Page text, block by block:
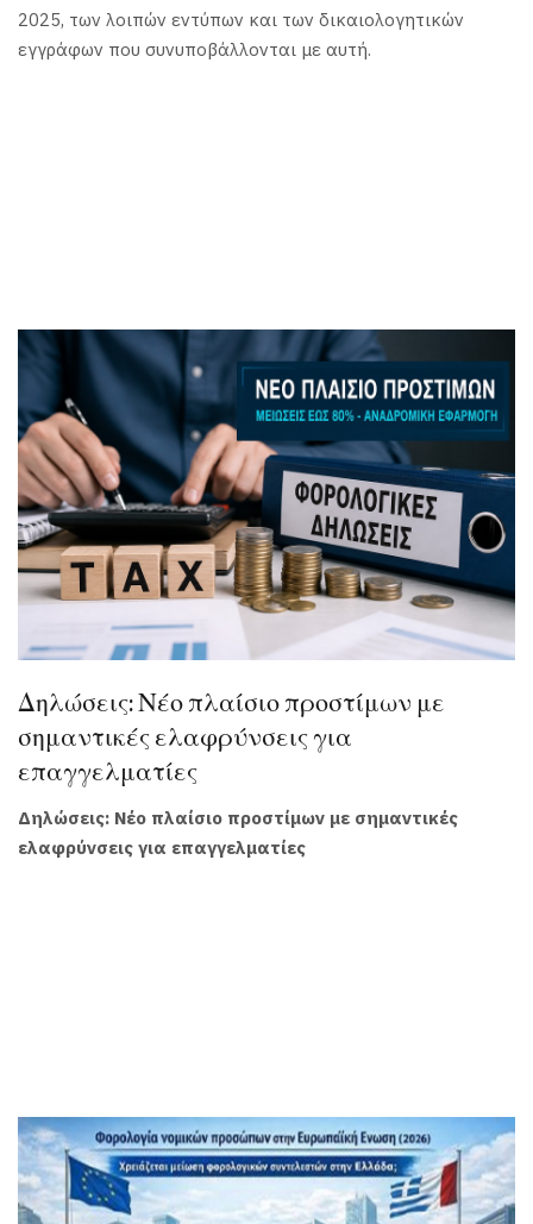
2025, των λοιπών εντύπων και των δικαιολογητικών
εγγράφων που συνυποβάλλονται με αυτή.
Δηλώσεις: Νέο πλαίσιο προστίμων με
σημαντικές ελαφρύνσεις για
επαγγελματίες
Δηλώσεις: Νέο πλαίσιο προστίμων με σημαντικές
ελαφρύνσεις για επαγγελματίες